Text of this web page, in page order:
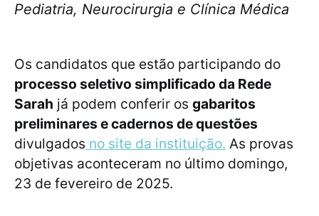
Pediatria, Neurocirurgia e Clínica Médica
Os candidatos que estão participando do
processo seletivo simplificado da Rede
Sarah já podem conferir os gabaritos
preliminares e cadernos de questões
divulgados no site da instituição. As provas
objetivas aconteceram no último domingo,
23 de fevereiro de 2025.